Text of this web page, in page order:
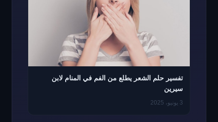
تفسير حلم الشعر يطلع من الفم في المنام لابن
سيرين
3 يونيو، 2025